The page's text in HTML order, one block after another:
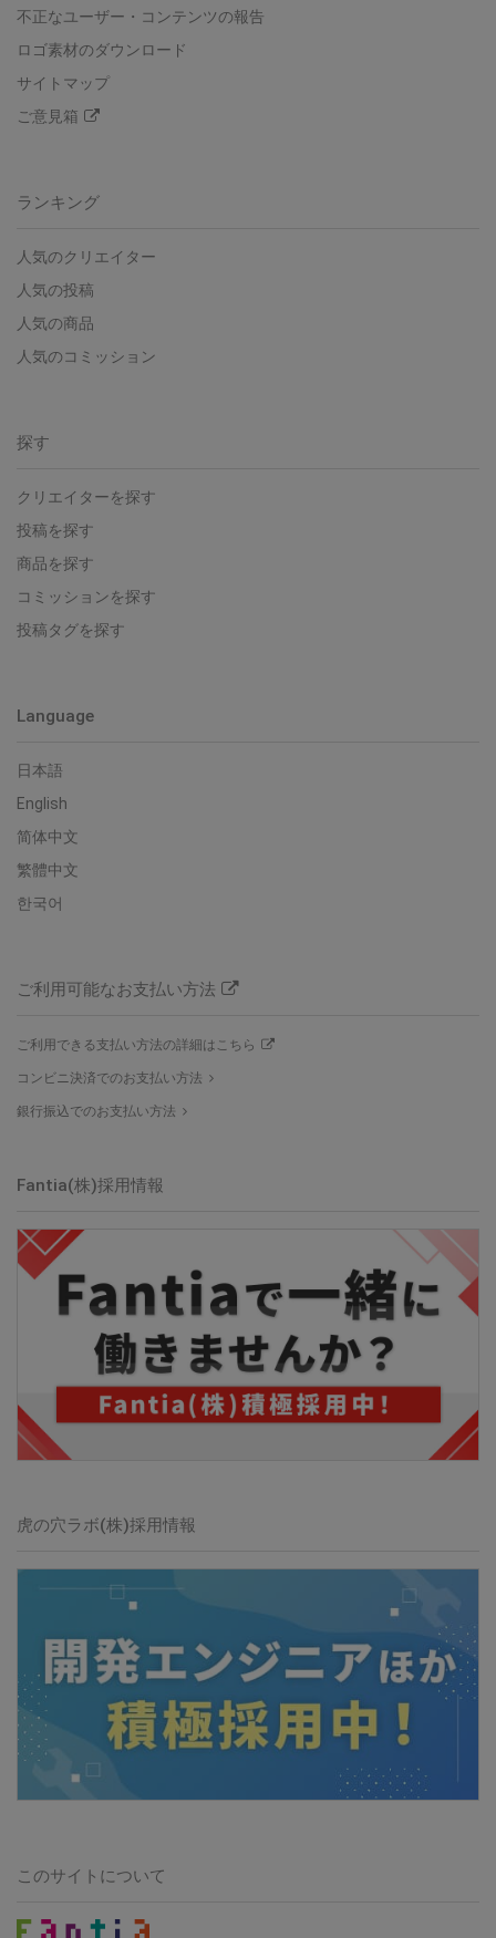
不正なユーザー・コンテンツの報告
ロゴ素材のダウンロード
サイトマップ
ご意見箱
ランキング
人気のクリエイター
人気の投稿
人気の商品
人気のコミッション
探す
クリエイターを探す
投稿を探す
商品を探す
コミッションを探す
投稿タグを探す
Language
日本語
English
简体中文
繁體中文
한국어
ご利用可能なお支払い方法
ご利用できる支払い方法の詳細はこちら
コンビニ決済でのお支払い方法
銀行振込でのお支払い方法
Fantia(株)採用情報
虎の穴ラボ(株)採用情報
このサイトについて